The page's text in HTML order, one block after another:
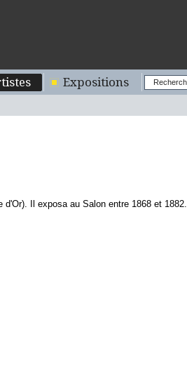
Expositions
d'Or). Il exposa au Salon entre 1868 et 1882.